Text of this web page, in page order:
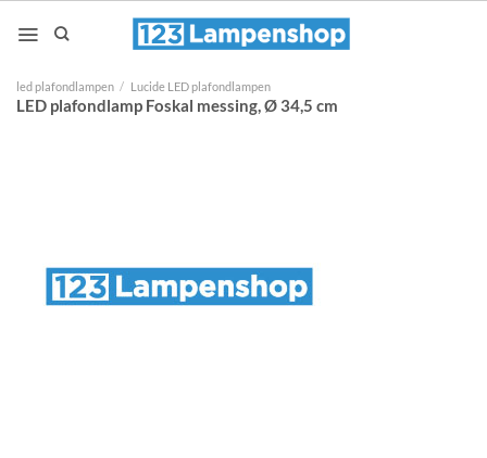
naar
led plafondlampen / Lucide LED plafondlampen
LED plafondlamp Foskal messing, Ø 34,5 cm